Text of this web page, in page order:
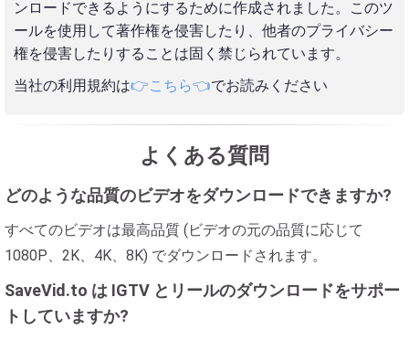
ンロードできるようにするために作成されました。このツ
ールを使用して著作権を侵害したり、他者のプライバシー
権を侵害したりすることは固く禁じられています。
当社の利用規約は👉こちら👈でお読みください
よくある質問
どのような品質のビデオをダウンロードできますか?
すべてのビデオは最高品質 (ビデオの元の品質に応じて
1080P、2K、4K、8K) でダウンロードされます。
SaveVid.to は IGTV とリールのダウンロードをサポー
トしていますか?